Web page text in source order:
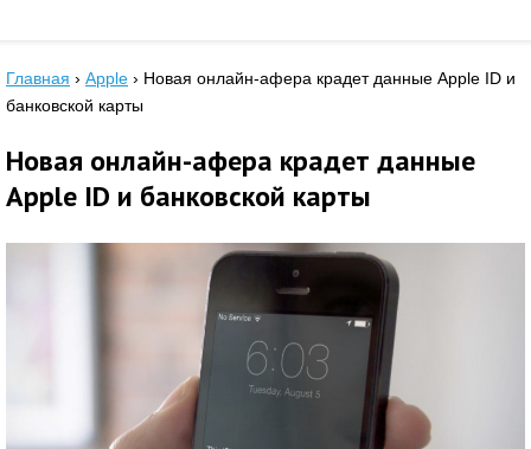
Главная › Apple › Новая онлайн-афера крадет данные Apple ID и
банковской карты
Новая онлайн-афера крадет данные
Apple ID и банковской карты